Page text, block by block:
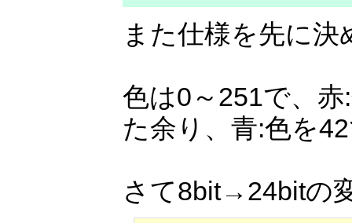
また仕様を先に
色は0～251で、
た余り、青:色を
さて8bit→24bitの